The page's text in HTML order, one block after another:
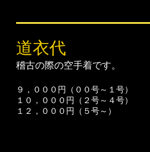
道衣代
稽古の際の空手着です。
９，０００円（００号～１号）
１０，０００円（２号～４号）
１２，０００円（５号～）